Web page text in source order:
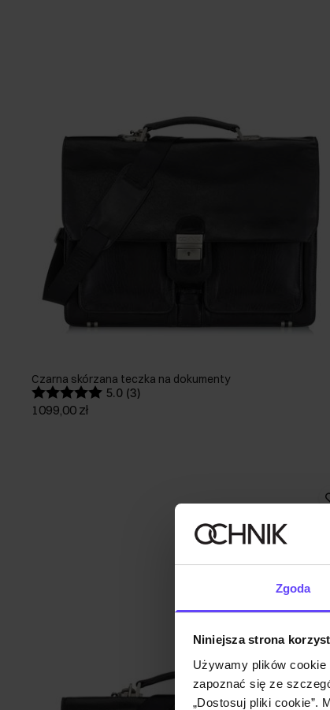
Zgoda
Niniejsza strona
Używamy plików cookie
zapoznać się ze
„Dostosuj pliki cookie”.
Czarna skórzana teczka na dokumenty
5.0 (3)
1099,00 zł